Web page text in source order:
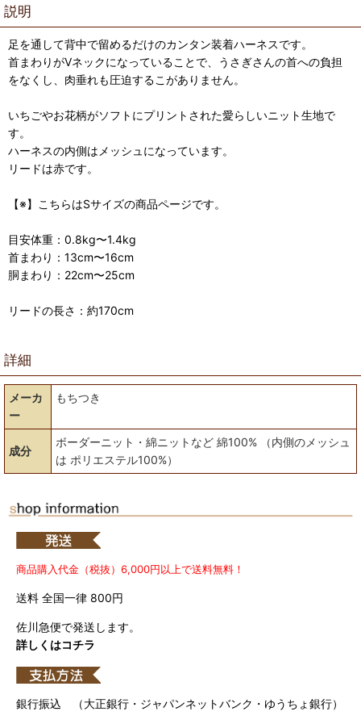
説明
足を通して背中で留めるだけのカンタン装着ハーネスです。
首まわりがVネックになっていることで、うさぎさんの首への負担
をなくし、肉垂れも圧迫するこがありません。
いちごやお花柄がソフトにプリントされた愛らしいニット生地で
す。
ハーネスの内側はメッシュになっています。
リードは赤です。
【※】こちらはSサイズの商品ページです。
目安体重：0.8kg〜1.4kg
首まわり：13cm〜16cm
胴まわり：22cm〜25cm
リードの長さ：約170cm
詳細
メーカ
ー
もちつき
成分
ボーダーニット・綿ニットなど 綿100% （内側のメッシュ
は ポリエステル100%）
商品購入代金（税抜）6,000円以上で送料無料！
送料 全国一律 800円
佐川急便で発送します。
詳しくはコチラ
銀行振込 （大正銀行・ジャパンネットバンク・ゆうちょ銀行）